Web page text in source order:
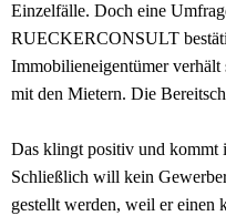
Einzelfälle. Doch eine
RUECKERCONSULT
Immobilieneigentümer
mit den Mietern. Die
Das klingt positiv und kommt
Schließlich will kein
gestellt werden, weil er einen